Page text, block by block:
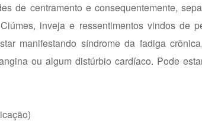
de centramento e consequentemente,
inveja e ressentimentos vindos de
manifestando síndrome da fadiga
ou algum distúrbio cardíaco. Pode